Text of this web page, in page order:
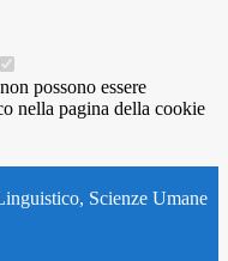
possono essere
nella pagina della cookie
Scienze Umane